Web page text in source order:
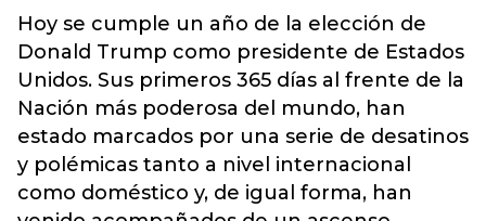
Hoy se cumple un año de la elección de
Donald Trump como presidente de Estados
Unidos. Sus primeros 365 días al frente de la
Nación más poderosa del mundo, han
estado marcados por una serie de desatinos
y polémicas tanto a nivel internacional
como doméstico y, de igual forma, han